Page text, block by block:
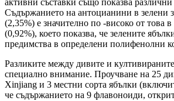
активни съставки също показва
Съдържанието на антоцианини в зелени
(2,35%) е значително по -високо от това
(0,92%), което показва, че зелените
предимства в определени полифенолни
Разликите между дивите и
специално внимание. Проучване на 25
Xinjiang и 3 местни сорта ябълки
че съдържанието на 9 флавоноиди,